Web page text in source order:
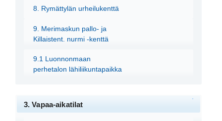
8. Rymättylän urheilukenttä
9. Merimaskun pallo- ja
Killaistent. nurmi -kenttä
9.1 Luonnonmaan
perhetalon lähiliikuntapaikka
3. Vapaa-aikatilat